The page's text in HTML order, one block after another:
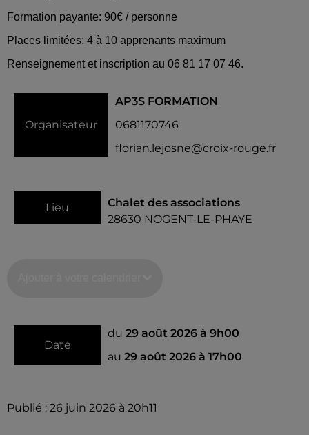
Formation payante: 90€ / personne
Places limitées: 4 à 10 apprenants maximum
Renseignement et inscription au 06 81 17 07 46.
Organisateur
AP3S FORMATION
0681170746
florian.lejosne@croix-rouge.fr
Lieu
Chalet des associations
28630 NOGENT-LE-PHAYE
Date
du 29 août 2026 à 9h00
au 29 août 2026 à 17h00
Publié : 26 juin 2026 à 20h11